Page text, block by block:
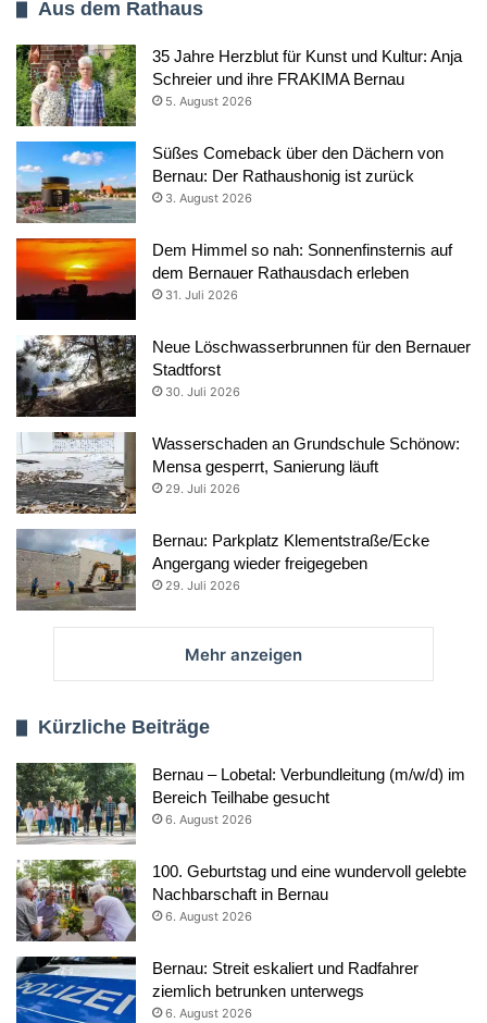
Aus dem Rathaus
35 Jahre Herzblut für Kunst und Kultur: Anja
Schreier und ihre FRAKIMA Bernau
5. August 2026
Süßes Comeback über den Dächern von
Bernau: Der Rathaushonig ist zurück
3. August 2026
Dem Himmel so nah: Sonnenfinsternis auf
dem Bernauer Rathausdach erleben
31. Juli 2026
Neue Löschwasserbrunnen für den Bernauer
Stadtforst
30. Juli 2026
Wasserschaden an Grundschule Schönow:
Mensa gesperrt, Sanierung läuft
29. Juli 2026
Bernau: Parkplatz Klementstraße/Ecke
Angergang wieder freigegeben
29. Juli 2026
Mehr anzeigen
Kürzliche Beiträge
Bernau – Lobetal: Verbundleitung (m/w/d) im
Bereich Teilhabe gesucht
6. August 2026
100. Geburtstag und eine wundervoll gelebte
Nachbarschaft in Bernau
6. August 2026
Bernau: Streit eskaliert und Radfahrer
ziemlich betrunken unterwegs
6. August 2026